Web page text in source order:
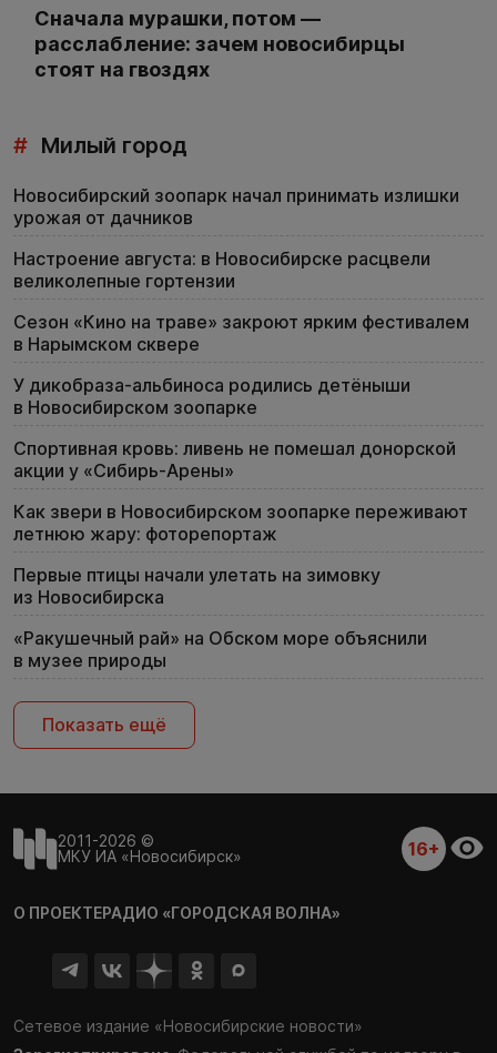
Сначала мурашки, потом —
расслабление: зачем новосибирцы
стоят на гвоздях
# Милый город
Новосибирский зоопарк начал принимать излишки
урожая от дачников
Настроение августа: в Новосибирске расцвели
великолепные гортензии
Сезон «Кино на траве» закроют ярким фестивалем
в Нарымском сквере
У дикобраза-альбиноса родились детёныши
в Новосибирском зоопарке
Спортивная кровь: ливень не помешал донорской
акции у «Сибирь-Арены»
Как звери в Новосибирском зоопарке переживают
летнюю жару: фоторепортаж
Первые птицы начали улетать на зимовку
из Новосибирска
«Ракушечный рай» на Обском море объяснили
в музее природы
Показать ещё
2011-2026 ©
МКУ ИА «Новосибирск»
16+
О ПРОЕКТЕРАДИО «ГОРОДСКАЯ ВОЛНА»
Сетевое издание «Новосибирские новости»